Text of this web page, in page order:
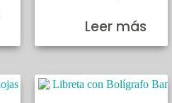
Leer más